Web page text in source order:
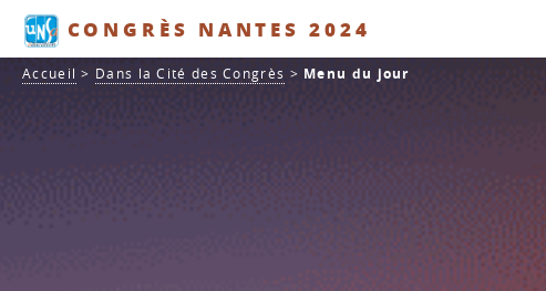
Panneau de gestion des cookies
CONGRÈS NANTES 2024
Accueil > Dans la Cité des Congrès > Menu du jour